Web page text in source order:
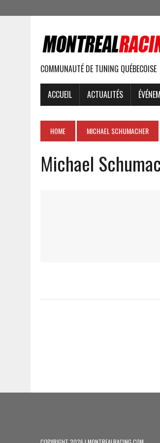
COMMUNAUTÉ DE TUNING QUÉBECOISE
ACCUEIL ACTUALITÉS
HOME MICHAEL SCHUMACHER
Michael